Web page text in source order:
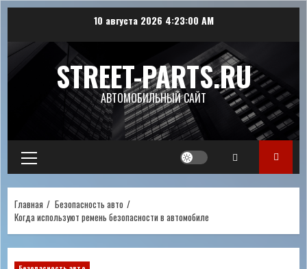
содержимому
10 августа 2026 4:23:01 AM
STREET-PARTS.RU
АВТОМОБИЛЬНЫЙ САЙТ
Основное
меню
Главная
Безопасность авто
Когда используют ремень безопасности в автомобиле